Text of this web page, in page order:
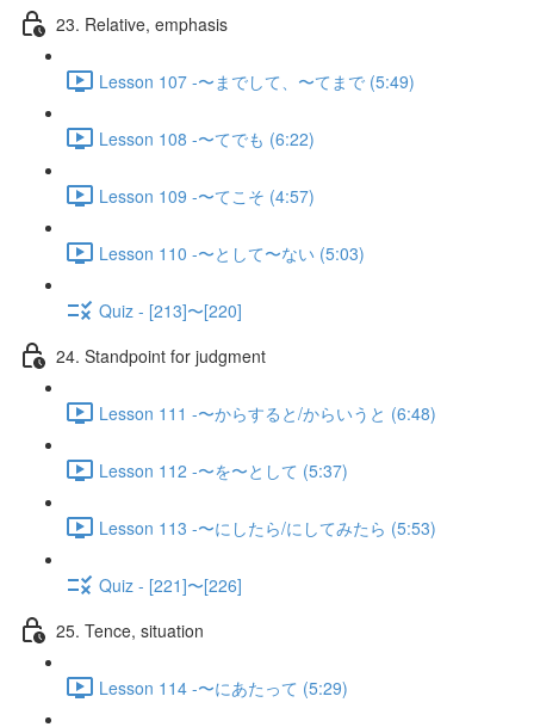
23. Relative, emphasis
Lesson 107 -〜までして、〜てまで (5:49)
Lesson 108 -〜てでも (6:22)
Lesson 109 -〜てこそ (4:57)
Lesson 110 -〜として〜ない (5:03)
Quiz - [213]〜[220]
24. Standpoint for judgment
Lesson 111 -〜からすると/からいうと (6:48)
Lesson 112 -〜を〜として (5:37)
Lesson 113 -〜にしたら/にしてみたら (5:53)
Quiz - [221]〜[226]
25. Tence, situation
Lesson 114 -〜にあたって (5:29)